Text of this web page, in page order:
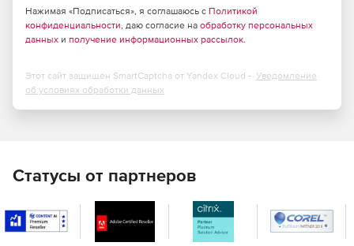
Нажимая «Подписаться», я соглашаюсь с Политикой
конфиденциальности, даю согласие на обработку персональных
данных и получение информационных рассылок.
Этот сайт защищен SmartCaptcha от Yandex Cloud - Уведомление
об условиях обработки данных
Статусы от партнеров